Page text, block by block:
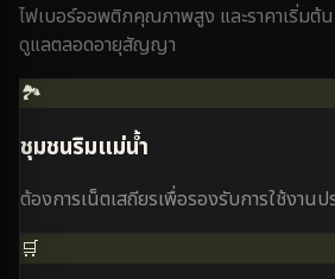
ไฟเบอร์ออพติกคุณภาพสูง และราคาเริ่ม
ดูแลตลอดอายุสัญญา
🏞️
ชุมชนริมแม่น้ำ
ต้องการเน็ตเสถียรเพื่อรองรับการใช้งานป
🛒